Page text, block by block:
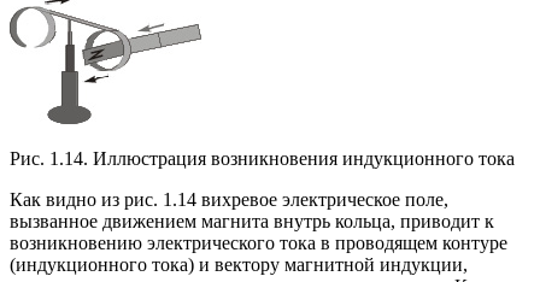
Рис. 1.14. Иллюстрация возникновения индукционного тока
Как видно из рис. 1.14 вихревое электрическое поле,
вызванное движением магнита внутрь кольца, приводит к
возникновению электрического тока в проводящем контуре
(индукционного тока) и вектору магнитной индукции,